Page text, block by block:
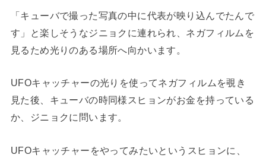
「キューバで撮った写真の中に代表が映り込んでたんで
す」と楽しそうなジニョクに連れられ、ネガフィルムを
見るため光りのある場所へ向かいます。
UFOキャッチャーの光りを使ってネガフィルムを覗き
見た後、キューバの時同様スヒョンがお金を持っている
か、ジニョクに問います。
UFOキャッチャーをやってみたいというスヒョンに、